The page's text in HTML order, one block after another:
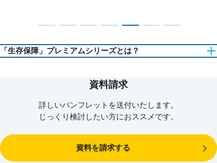
「生存保障」プレミアムシリーズとは？
あんしん生命では、短期入院時代の退院後の暮らし、働けないと
きの不安、介護や老後への備えをサポートするため「生存保障革
資料請求
詳しいパンフレットを送付いたします。
じっくり検討したい方におススメです。
資料を請求する